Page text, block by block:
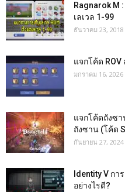
Ragnarok M
เลเวล 1-99
ธันวาคม 23, 2018
แจกโค้ด
มกราคม 16, 2026
แจกโค้ดถังซ
ถังซาน (โค้ด
กันยายน 27, 2024
Identity V ก
อย่างไรดี?